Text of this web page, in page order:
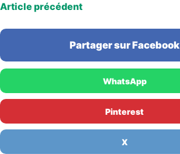
Article précédent
Partager sur Facebook
WhatsApp
Pinterest
X